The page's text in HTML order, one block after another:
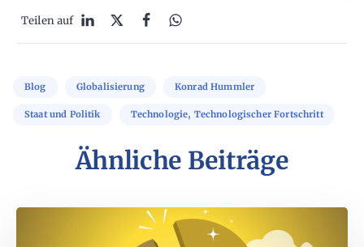
Teilen auf
Blog Globalisierung Konrad Hummler
Staat und Politik Technologie, Technologischer Fortschritt
Ähnliche Beiträge